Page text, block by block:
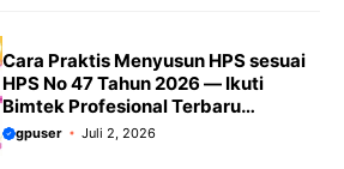
Cara Praktis Menyusun HPS sesuai
HPS No 47 Tahun 2026 — Ikuti
Bimtek Profesional Terbaru
2026/2027
gpuser Juli 2, 2026